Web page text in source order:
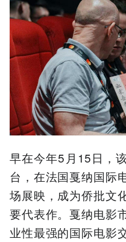
早在今年5月15日，
台，在法国戛纳国际
场展映，成为侨批文
要代表作。戛纳电影
业性最强的国际电影